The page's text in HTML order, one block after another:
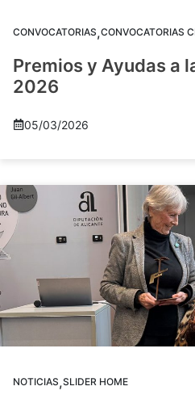
CONVOCATORIAS,CONVOCATORIAS
Premios y Ayudas a
2026
05/03/2026
NOTICIAS,SLIDER HOME